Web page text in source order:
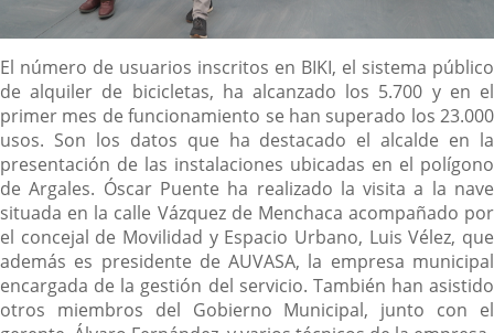
Descripción
El número de usuarios inscritos en BIKI, el sistema público
de alquiler de bicicletas, ha alcanzado los 5.700 y en el
primer mes de funcionamiento se han superado los 23.000
usos. Son los datos que ha destacado el alcalde en la
presentación de las instalaciones ubicadas en el polígono
de Argales. Óscar Puente ha realizado la visita a la nave
situada en la calle Vázquez de Menchaca acompañado por
el concejal de Movilidad y Espacio Urbano, Luis Vélez, que
además es presidente de AUVASA, la empresa municipal
encargada de la gestión del servicio. También han asistido
otros miembros del Gobierno Municipal, junto con el